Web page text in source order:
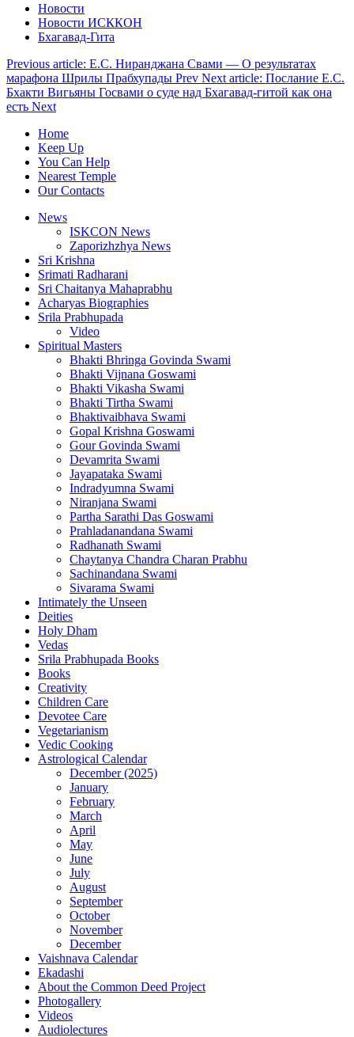
Новости
Новости ИСККОН
Бхагавад-Гита
Previous article: Е.С. Ниранджана Свами — О результатах
марафона Шрилы Прабхупады Prev Next article: Послание Е.С.
Бхакти Вигьяны Госвами о суде над Бхагавад-гитой как она
есть Next
Home
Keep Up
You Can Help
Nearest Temple
Our Contacts
News
ISKCON News
Zaporizhzhya News
Sri Krishna
Srimati Radharani
Sri Chaitanya Mahaprabhu
Acharyas Biographies
Srila Prabhupada
Video
Spiritual Masters
Bhakti Bhringa Govinda Swami
Bhakti Vijnana Goswami
Bhakti Vikasha Swami
Bhakti Tirtha Swami
Bhaktivaibhava Swami
Gopal Krishna Goswami
Gour Govinda Swami
Devamrita Swami
Jayapataka Swami
Indradyumna Swami
Niranjana Swami
Partha Sarathi Das Goswami
Prahladanandana Swami
Radhanath Swami
Chaytanya Chandra Charan Prabhu
Sachinandana Swami
Sivarama Swami
Intimately the Unseen
Deities
Holy Dham
Vedas
Srila Prabhupada Books
Books
Creativity
Children Care
Devotee Care
Vegetarianism
Vedic Cooking
Astrological Calendar
December (2025)
January
February
March
April
May
June
July
August
September
October
November
December
Vaishnava Calendar
Ekadashi
About the Common Deed Project
Photogallery
Videos
Audiolectures